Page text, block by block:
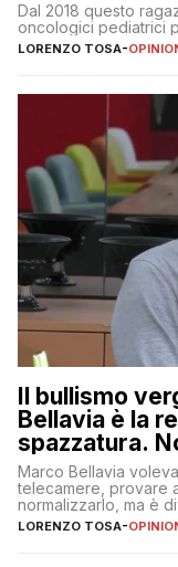
Dal 2018 questo
oncologici pediatrici
LORENZO TOSA-
Il bullismo
Bellavia è la
spazzatura.
Marco Bellavia
telecamere, provare
normalizzarlo, ma è
copione
LORENZO TOSA-